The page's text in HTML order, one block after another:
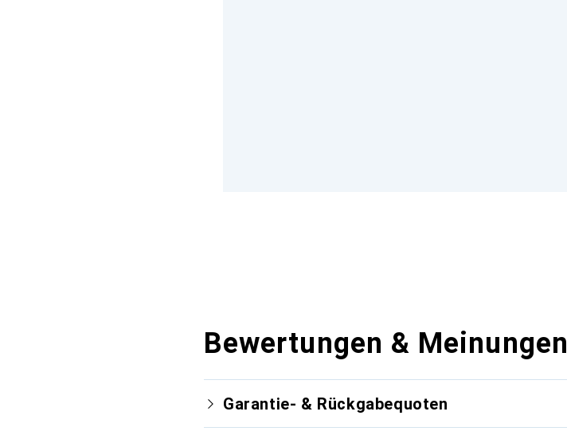
Bewertungen & Meinungen
Garantie- & Rückgabequoten